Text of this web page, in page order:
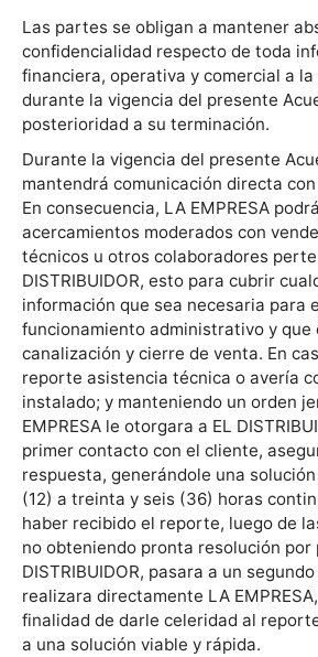
Las partes se obligan a mantener
confidencialidad respecto de toda
financiera, operativa y comercial a
durante la vigencia del presente
posterioridad a su terminación.
Durante la vigencia del presente
mantendrá comunicación directa con
En consecuencia, LA EMPRESA
acercamientos moderados con
técnicos u otros colaboradores
DISTRIBUIDOR, esto para cubrir
información que sea necesaria para
funcionamiento administrativo y que
canalización y cierre de venta. En
reporte asistencia técnica o avería
instalado; y manteniendo un orden
EMPRESA le otorgara a EL
primer contacto con el cliente,
respuesta, generándole una
(12) a treinta y seis (36) horas
haber recibido el reporte, luego de
no obteniendo pronta resolución por
DISTRIBUIDOR, pasara a un
realizara directamente LA
finalidad de darle celeridad al
a una solución viable y rápida.